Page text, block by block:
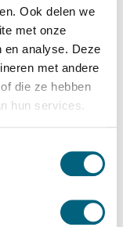
Ook delen we
met onze
en analyse. Deze
met andere
die ze hebben
hun services.
en
V / CEN 5
in de
minuten